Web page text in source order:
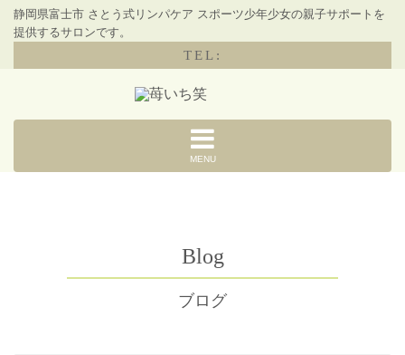
静岡県富士市 さとう式リンパケア スポーツ少年少女の親子サポートを
提供するサロンです。
TEL:
MENU
Blog
ブログ